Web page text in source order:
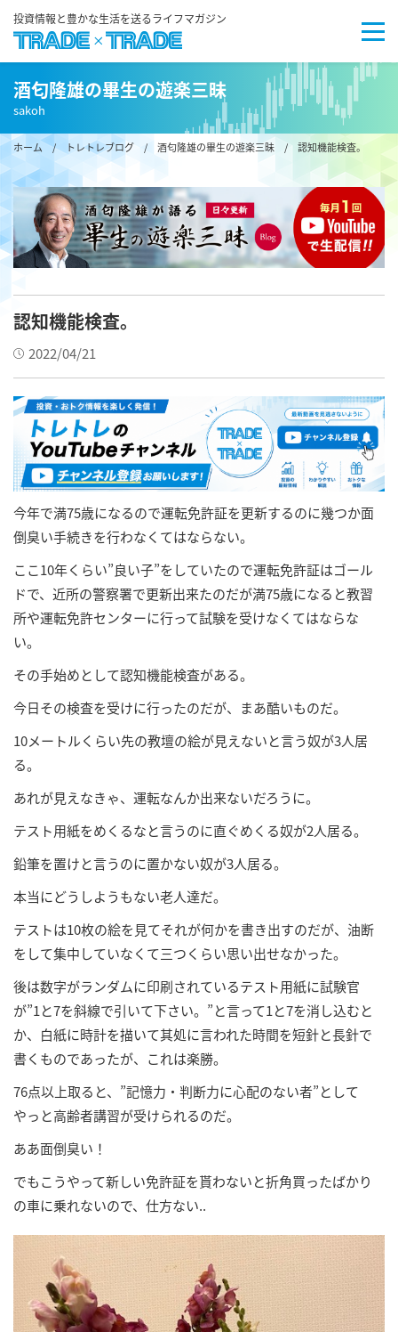
投資情報と豊かな生活を送るライフマガジン
酒匂隆雄の畢生の遊楽三昧
sakoh
ホーム/ トレトレブログ / 酒匂隆雄の畢生の遊楽三昧 / 認知機能検査。
認知機能検査。
2022/04/21
今年で満75歳になるので運転免許証を更新するのに幾つか面
倒臭い手続きを行わなくてはならない。
ここ10年くらい”良い子”をしていたので運転免許証はゴール
ドで、近所の警察署で更新出来たのだが満75歳になると教習
所や運転免許センターに行って試験を受けなくてはならな
い。
その手始めとして認知機能検査がある。
今日その検査を受けに行ったのだが、まあ酷いものだ。
10メートルくらい先の教壇の絵が見えないと言う奴が3人居
る。
あれが見えなきゃ、運転なんか出来ないだろうに。
テスト用紙をめくるなと言うのに直ぐめくる奴が2人居る。
鉛筆を置けと言うのに置かない奴が3人居る。
本当にどうしようもない老人達だ。
テストは10枚の絵を見てそれが何かを書き出すのだが、油断
をして集中していなくて三つくらい思い出せなかった。
後は数字がランダムに印刷されているテスト用紙に試験官
が”1と7を斜線で引いて下さい。”と言って1と7を消し込むと
か、白紙に時計を描いて其処に言われた時間を短針と長針で
書くものであったが、これは楽勝。
76点以上取ると、”記憶力・判断力に心配のない者”として
やっと高齢者講習が受けられるのだ。
ああ面倒臭い！
でもこうやって新しい免許証を貰わないと折角買ったばかり
の車に乗れないので、仕方ない..